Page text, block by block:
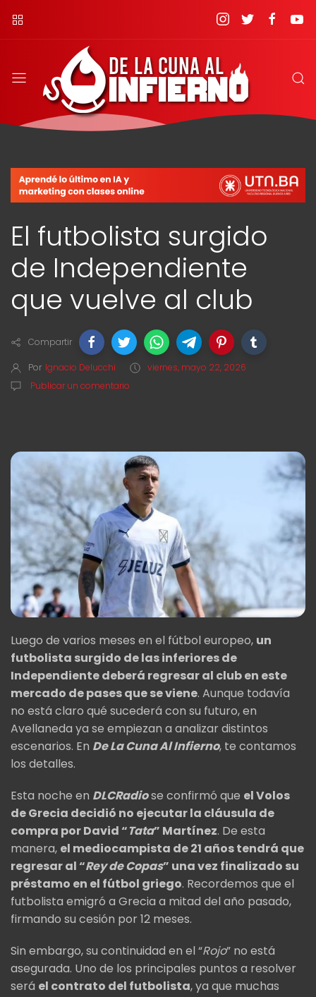
El futbolista surgido
de Independiente
que vuelve al club
Compartir
Por Ignacio Delucchi
viernes, mayo 22, 2026
Publicar un comentario
Luego de varios meses en el fútbol europeo, un
futbolista surgido de las inferiores de
Independiente deberá regresar al club en este
mercado de pases que se viene. Aunque todavía
no está claro qué sucederá con su futuro, en
Avellaneda ya se empiezan a analizar distintos
escenarios. En De La Cuna Al Infierno, te contamos
los detalles.
Esta noche en DLCRadiose confirmó que el Volos
de Grecia decidió no ejecutar la cláusula de
compra por David “Tata” Martínez. De esta
manera, el mediocampista de 21 años tendrá que
regresar al “Rey de Copas” una vez finalizado su
préstamo en el fútbol griego. Recordemos que el
futbolista emigró a Grecia a mitad del año pasado,
firmando su cesión por 12 meses.
Sin embargo, su continuidad en el “Rojo” no está
asegurada. Uno de los principales puntos a resolver
será el contrato del futbolista, ya que muchas